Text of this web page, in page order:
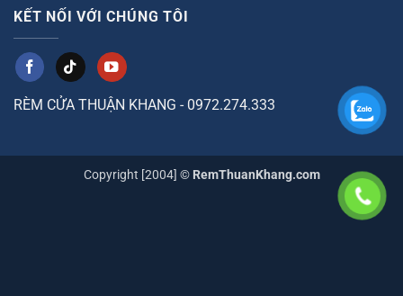
KẾT NỐI VỚI CHÚNG TÔI
RÈM CỬA THUẬN KHANG - 0972.274.333
Copyright [2004] © RemThuanKhang.com